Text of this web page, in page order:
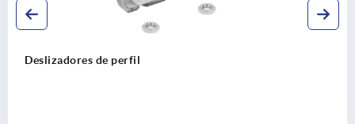
de perfil